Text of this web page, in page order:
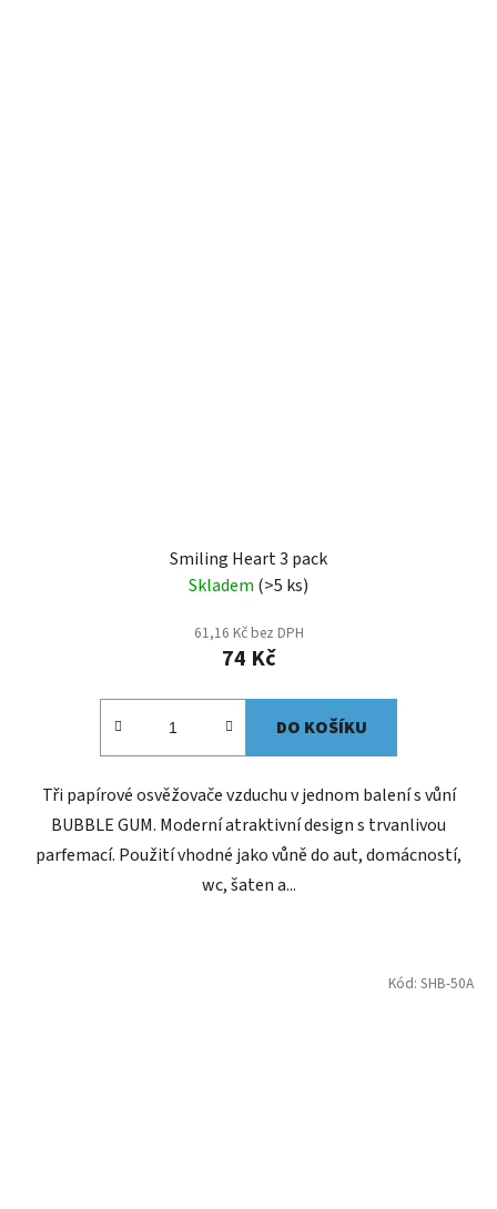
Smiling Heart 3 pack
Skladem (>5 ks)
61,16 Kč bez DPH
74 Kč
DO KOŠÍKU
Tři papírové osvěžovače vzduchu v jednom balení s vůní
BUBBLE GUM. Moderní atraktivní design s trvanlivou
parfemací. Použití vhodné jako vůně do aut, domácností,
wc, šaten a...
Kód: SHB-50A